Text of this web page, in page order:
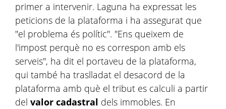
primer a intervenir. Laguna ha expressat les
peticions de la plataforma i ha assegurat que
"el problema és polític". "Ens queixem de
l'impost perquè no es correspon amb els
serveis", ha dit el portaveu de la plataforma,
qui també ha traslladat el desacord de la
plataforma amb què el tribut es calculi a partir
del valor cadastral dels immobles. En